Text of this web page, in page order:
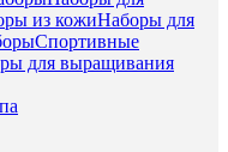
из кожиНаборы для
Спортивные
для выращивания